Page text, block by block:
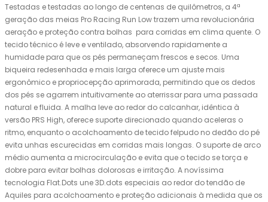
Testadas e testadas ao longo de centenas de quilômetros, a 4ª
geração das meias Pro Racing Run Low trazem uma revolucionária
aeração e proteção contra bolhas para corridas em clima quente. O
tecido técnico é leve e ventilado, absorvendo rapidamente a
humidade para que os pés permaneçam frescos e secos. Uma
biqueira redesenhada e mais larga oferece um ajuste mais
ergonômico e propriocepção aprimorada, permitindo que os dedos
dos pés se agarrem intuitivamente ao aterrissar para uma passada
natural e fluida. A malha leve ao redor do calcanhar, idêntica à
versão PRS High, oferece suporte direcionado quando aceleras o
ritmo, enquanto o acolchoamento de tecido felpudo no dedão do pé
evita unhas escurecidas em corridas mais longas. O suporte de arco
médio aumenta a microcirculação e evita que o tecido se torça e
dobre para evitar bolhas dolorosas e irritação. A novíssima
tecnologia Flat.Dots une 3D.dots especiais ao redor do tendão de
Aquiles para acolchoamento e proteção adicionais à medida que os